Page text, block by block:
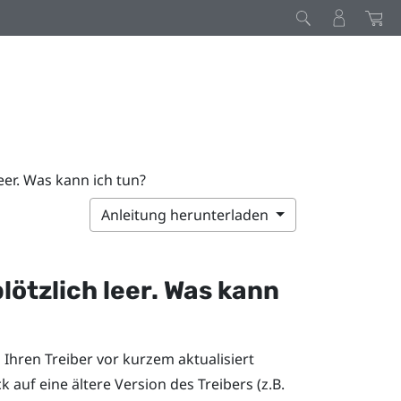
Was kann ich tun?
Anleitung herunterladen
leer. Was kann
Treiber vor kurzem aktualisiert
auf eine ältere Version des Treibers (z.B.